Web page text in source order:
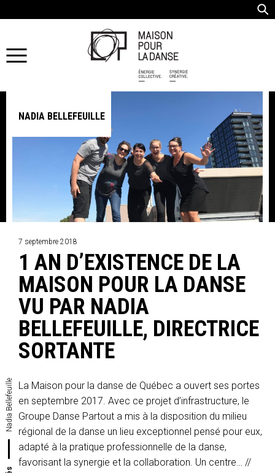
NADIA BELLEFEUILLE
7 septembre 2018
1 AN D’EXISTENCE DE LA
MAISON POUR LA DANSE
VU PAR NADIA
BELLEFEUILLE, DIRECTRICE
SORTANTE
Nadia Bellefeuille
La Maison pour la danse de Québec a ouvert ses portes
en septembre 2017. Avec ce projet d’infrastructure, le
Groupe Danse Partout a mis à la disposition du milieu
régional de la danse un lieu exceptionnel pensé pour eux,
adapté à la pratique professionnelle de la danse,
favorisant la synergie et la collaboration. Un centre… //